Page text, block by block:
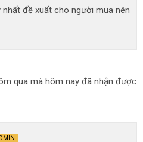
nhất đề xuất cho người mua nên
qua mà hôm nay đã nhận được